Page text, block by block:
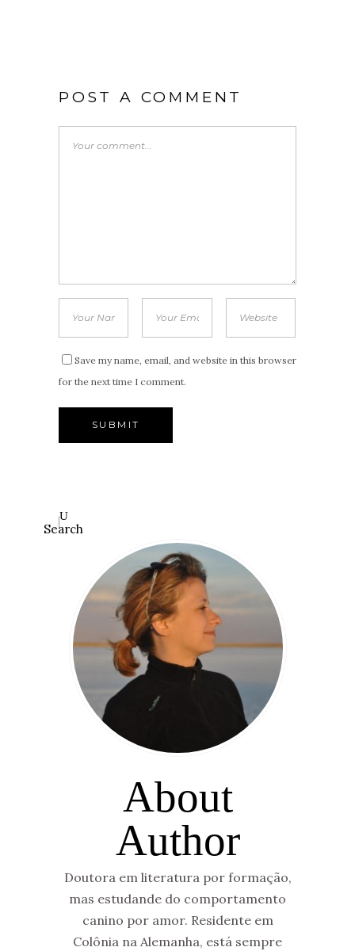
POST A COMMENT
Save my name, email, and website in this browser
for the next time I comment.
Search
About
Author
Doutora em literatura por formação,
mas estudande do comportamento
canino por amor. Residente em
Colônia na Alemanha, está sempre